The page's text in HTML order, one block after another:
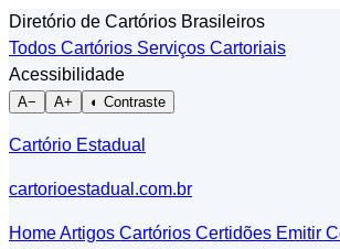
Diretório de Cartórios Brasileiros
Todos Cartórios Serviços Cartoriais
Acessibilidade
A− A+ ◐ Contraste
Cartório Estadual
cartorioestadual.com.br
HomeArtigos Cartórios Certidões Emitir